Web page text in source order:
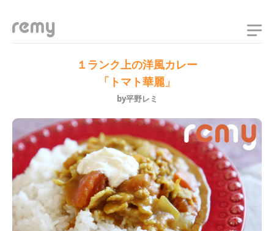
１ランク上の洋風カレー
「トマト華麗」
by平野レミ